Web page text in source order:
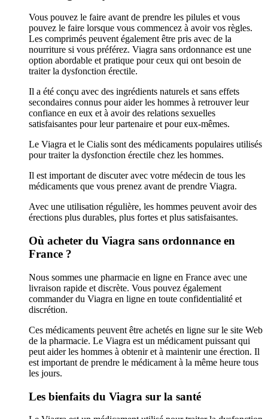
Vous pouvez le faire avant de prendre les pilules et vous
pouvez le faire lorsque vous commencez à avoir vos règles.
Les comprimés peuvent également être pris avec de la
nourriture si vous préférez. Viagra sans ordonnance est une
option abordable et pratique pour ceux qui ont besoin de
traiter la dysfonction érectile.
Il a été conçu avec des ingrédients naturels et sans effets
secondaires connus pour aider les hommes à retrouver leur
confiance en eux et à avoir des relations sexuelles
satisfaisantes pour leur partenaire et pour eux-mêmes.
Le Viagra et le Cialis sont des médicaments populaires utilisés
pour traiter la dysfonction érectile chez les hommes.
Il est important de discuter avec votre médecin de tous les
médicaments que vous prenez avant de prendre Viagra.
Avec une utilisation régulière, les hommes peuvent avoir des
érections plus durables, plus fortes et plus satisfaisantes.
Où acheter du Viagra sans ordonnance en
France ?
Nous sommes une pharmacie en ligne en France avec une
livraison rapide et discrète. Vous pouvez également
commander du Viagra en ligne en toute confidentialité et
discrétion.
Ces médicaments peuvent être achetés en ligne sur le site Web
de la pharmacie. Le Viagra est un médicament puissant qui
peut aider les hommes à obtenir et à maintenir une érection. Il
est important de prendre le médicament à la même heure tous
les jours.
Les bienfaits du Viagra sur la santé